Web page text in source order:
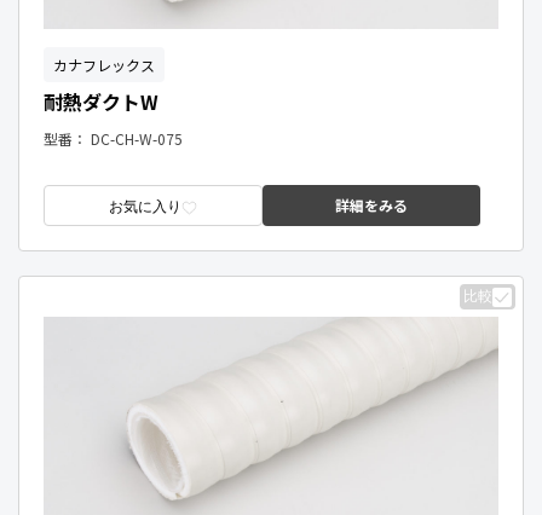
カナフレックス
耐熱ダクトW
型番： DC-CH-W-075
お気に入り 詳細をみる
比較